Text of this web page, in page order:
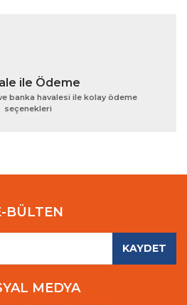
ile Ödeme
banka havalesi ile kolay ödeme
seçenekleri
BÜLTEN
KAYDET
MEDYA